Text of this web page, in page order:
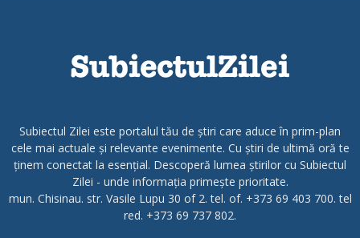
Subiectul Zilei este portalul tău de știri care aduce în prim-plan
cele mai actuale și relevante evenimente. Cu știri de ultimă oră te
ținem conectat la esențial. Descoperă lumea știrilor cu Subiectul
Zilei - unde informația primește prioritate.
mun. Chisinau. str. Vasile Lupu 30 of 2. tel. of. +373 69 403 700. tel
red. +373 69 737 802.